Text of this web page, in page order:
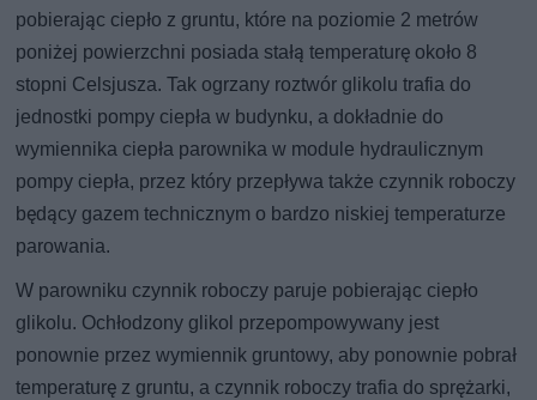
pobierając ciepło z gruntu, które na poziomie 2 metrów
poniżej powierzchni posiada stałą temperaturę około 8
stopni Celsjusza. Tak ogrzany roztwór glikolu trafia do
jednostki pompy ciepła w budynku, a dokładnie do
wymiennika ciepła parownika w module hydraulicznym
pompy ciepła, przez który przepływa także czynnik roboczy
będący gazem technicznym o bardzo niskiej temperaturze
parowania.
W parowniku czynnik roboczy paruje pobierając ciepło
glikolu. Ochłodzony glikol przepompowywany jest
ponownie przez wymiennik gruntowy, aby ponownie pobrał
temperaturę z gruntu, a czynnik roboczy trafia do sprężarki,